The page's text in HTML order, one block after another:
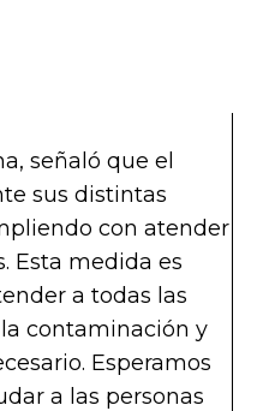
señaló que el
sus distintas
con atender
Esta medida es
a todas las
contaminación y
Esperamos
a las personas